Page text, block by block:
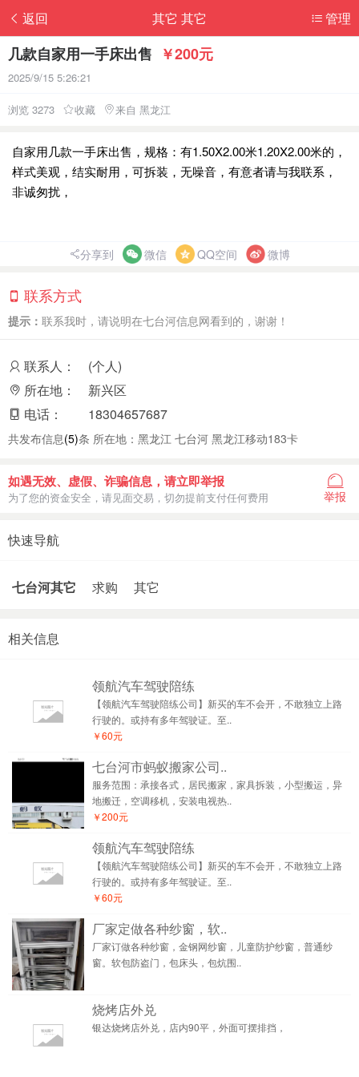
返回 管理
其它 其它
几款自家用一手床出售 ￥200元
2025/9/15 5:26:21
浏览 3273 收藏 来自 黑龙江
自家用几款一手床出售，规格：有1.50X2.00米1.20X2.00米的，
样式美观，结实耐用，可拆装，无噪音，有意者请与我联系，
非诚匆扰，
分享到 微信 QQ空间 微博
联系方式
提示： 联系我时，请说明在七台河信息网看到的，谢谢！
联系人：
(个人)
所在地：
新兴区
电话：
18304657687
共发布信息(5)条 所在地：黑龙江 七台河 黑龙江移动183卡
如遇无效、虚假、诈骗信息，请立即举报
为了您的资金安全，请见面交易，切勿提前支付任何费用 举报
快速导航
七台河其它 求购 其它
相关信息
领航汽车驾驶陪练
【领航汽车驾驶陪练公司】新买的车不会开，不敢独立上路
行驶的。或持有多年驾驶证。至..
￥60元
七台河市蚂蚁搬家公司..
服务范围：承接各式，居民搬家，家具拆装，小型搬运，异
地搬迁，空调移机，安装电视热..
￥200元
领航汽车驾驶陪练
【领航汽车驾驶陪练公司】新买的车不会开，不敢独立上路
行驶的。或持有多年驾驶证。至..
￥60元
厂家定做各种纱窗，软..
厂家订做各种纱窗，金钢网纱窗，儿童防护纱窗，普通纱
窗。软包防盗门，包床头，包炕围..
烧烤店外兑
银达烧烤店外兑，店内90平，外面可摆排挡，